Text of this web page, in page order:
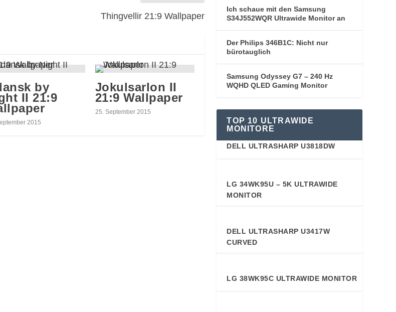
Thingvellir 21:9 Wallpaper
by
II 21:9
2015
Jokulsarlon II
21:9 Wallpaper
25. September 2015
Ich schaue mit den Samsung
S34J552WQR Ultrawide Monitor an
Der Philips 346B1C: Nicht nur
bürotauglich
Samsung Odyssey G7 – 240 Hz
WQHD QLED Gaming Monitor
TOP 10 ULTRAWIDE
MONITORE
DELL ULTRASHARP U3818DW
LG 34WK95U – 5K ULTRAWIDE
MONITOR
DELL ULTRASHARP U3417W
CURVED
LG 38WK95C ULTRAWIDE MONITOR